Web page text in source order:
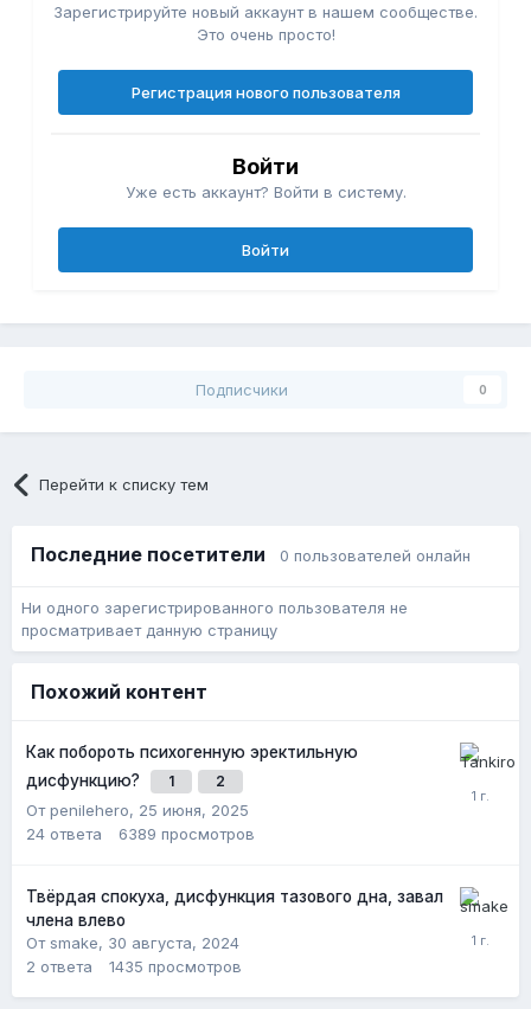
Зарегистрируйте новый аккаунт в нашем сообществе.
Это очень просто!
Регистрация нового пользователя
Войти
Уже есть аккаунт? Войти в систему.
Войти
Подписчики 0
Перейти к списку тем
Последние посетители 0 пользователей онлайн
Ни одного зарегистрированного пользователя не
просматривает данную страницу
Похожий контент
Как побороть психогенную эректильную
дисфункцию?
1 2
От penilehero, 25 июня, 2025
24 ответа 6389 просмотров
Твёрдая спокуха, дисфункция тазового дна, завал
члена влево
От smake, 30 августа, 2024
2 ответа 1435 просмотров